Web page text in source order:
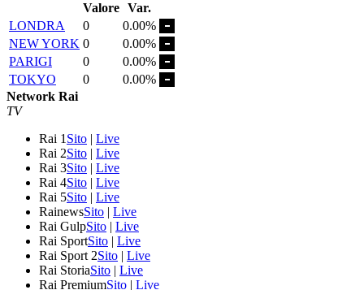
Valore Var.
LONDRA
0
0.00%
NEW YORK 0
0.00%
PARIGI
0
0.00%
TOKYO
0
0.00%
Network Rai
TV
Rai 1 Sito | Live
Rai 2Sito | Live
Rai 3Sito | Live
Rai 4Sito | Live
Rai 5Sito | Live
RainewsSito | Live
Rai GulpSito | Live
Rai SportSito | Live
Rai Sport 2Sito | Live
Rai StoriaSito | Live
Rai PremiumSito | Live